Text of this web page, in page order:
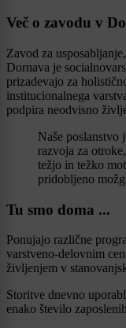
Več o zavodu v
Zavod za
Dornava je
prizadevajo za
institucionalnega
podpira neodvisno
Naše poslanstvo
razvoja za
težjo in težko
pridobljeno
Tu smo doma ...
Ponujajo različne
varstveno-delovnim
življenjem v
Storitve dnevno
enako število